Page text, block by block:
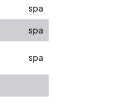
spa
spa
spa